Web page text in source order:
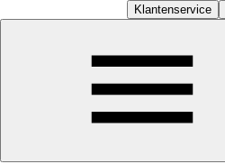
Klantenservice